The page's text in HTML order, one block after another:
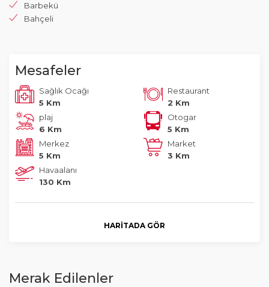
Barbekü
Bahçeli
Mesafeler
Sağlık Ocağı
5 Km
Restaurant
2 Km
plaj
6 Km
Otogar
5 Km
Merkez
5 Km
Market
3 Km
Havaalanı
130 Km
HARITADA GÖR
Merak Edilenler